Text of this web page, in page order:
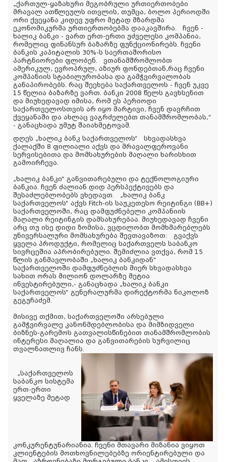
„ქართულ-ყაზახური მეგობრული ურთიერთობები
მრავალ ათწლეულს ითვლის, თუმცა, ბოლო პერიოდში
ორი ქვეყანა კიდევ უფრო მეტად მზარდმა
ეკონომიკურმა ურთიერთობებმა დააკავშირა. ჩვენ -
ხალიკ ბანკი - ვართ ერთ-ერთი უძველესი კომპანია,
რომელიც ფინანსურ ბაზარზე ფუნქციონირებს. ჩვენი
ბანკის კაპიტალის 30%-ს საერთაშორისო
პარტნიორები ფლობენ. ვთანამშრომლობთ
ამერიკულ, ევროპრულ, აზიურ ფონდებთან,რაც ჩვენი
კომპანიის სტაბილურობასა და გამჭვირვალობას
განაპირობებს. რაც შეეხება საქართველოს - ჩვენ უკვე
15 წელია ბაზარზე ვართ. ბანკი 2008 წელს გავხსენით
და მიუხედავად იმისა, რომ ეს პერიოდი
საქართველოსთვის არ იყო მარტივი, ჩვენ დავრჩით
ქვეყანაში და ახლაც ვაგრძელებთ თანამშრომლობას,“
- განაცხადა უმუტ შაიახმეტოვამ.
დღეს „ხალიკ ბანკ საქართველოს“ სხვადასხვა
ქალაქში 8 ფილიალი აქვს და მრავალფეროვანი
სერვისებითა და მომსახურების მაღალი ხარისხით
გამოირჩევა.
„ხალიკ ბანკი“ განვითარებული და ტექნოლოგიური
ბანკია. ჩვენ ძალიან დიდ პერსპექტივებს და
შესაძლებლობებს ვხედავთ. „ხალიკ ბანკ
საქართველოს“ აქვს Fitch-ის საუკეთესო რეიტინგი (BB+)
საქართველოში, რაც დამფუძნებელი კომპანიის
მაღალი რეიტინგის დამსახურებაა. მიუხედავად ჩვენი
არც თუ ისე დიდი ზომისა, ვცდილობთ მომხმარებლებს
უნივერსალური მომსახურება შევთავაზოთ: გვაქვს
ყველა პროდუქტი, რომელიც საქართველს საბანკო
სივრცეშია აპრობირებული. შემიძლია ვთქვა, რომ 15
წლის განმავლობაში „ხალიკ ბანკიდან“
საქართველოში დამფუძნებლის მიერ სხვადასხვა
სახით ორას მილიონ დოლარზე მეტია
ინვესტირებული,- განაცხადა „ხალიკ ბანკი
საქართველოს“ გენერალურმა დირექტორმა ნიკოლოზ
გეგუჩაძემ.
მისივე თქმით, საქართველოში არსებული
გამჭვირვალე კანონმდებლობისა და მიმზიდველი
ბიზნეს-გარემოს გათვალისწინებით თანამშრომლობის
ინტერესი მაღალია და განვითარების სურვილიც
თვალნათლივ ჩანს.
„საქართველოს
საბანკო სისტემა
ერთ-ერთი
ყველაზე მეტად
კონკურენტუნარიანია. ჩვენი მთავარი მიზანია ვიყოთ
კლიენტების მოთხოვნილებებზე ორიენტირებული და